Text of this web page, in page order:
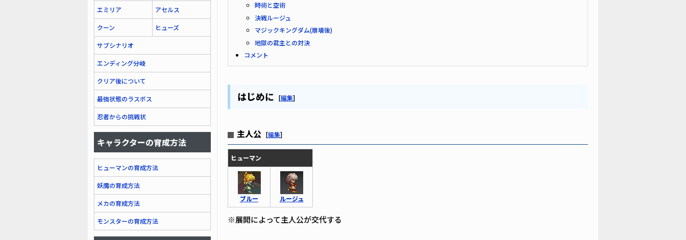
時術と空術
決戦ルージュ
マジックキングダム(崩壊後)
地獄の君主との対決
コメント
はじめに [編集]
主人公 [編集]
ヒューマン
ブルー ルージュ
※展開によって主人公が交代する
エミリア アセルス
クーン ヒューズ
サブシナリオ
エンディング分岐
クリア後について
最強状態のラスボス
忍者からの挑戦状
キャラクターの育成方法
ヒューマンの育成方法
妖魔の育成方法
メカの育成方法
モンスターの育成方法